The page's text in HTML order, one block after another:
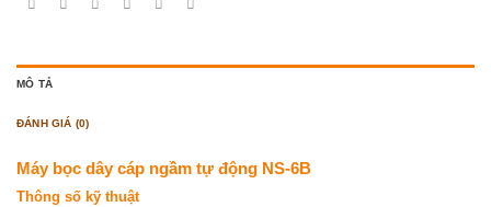
MÔ TẢ
ĐÁNH GIÁ (0)
Máy bọc dây cáp ngầm tự động NS-6B
Thông số kỹ thuật